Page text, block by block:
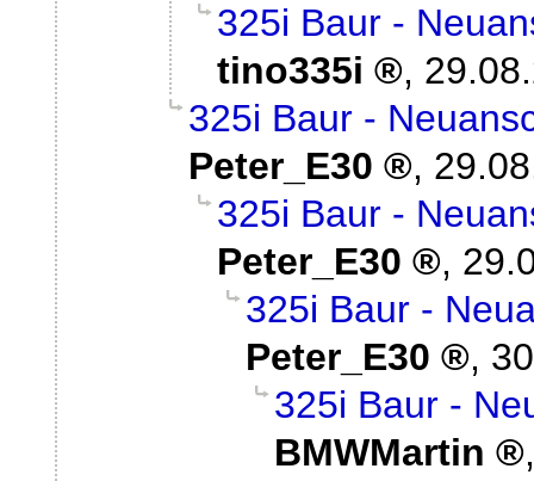
325i Baur -
tino335i
,
325i Baur -
Peter_E30
,
325i Baur -
Peter_E30
,
325i Baur -
Peter_E30
,
325i Baur -
BMWMartin